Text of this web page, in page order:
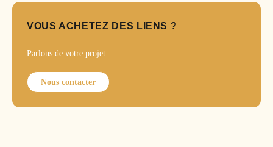
VOUS ACHETEZ DES LIENS ?
Parlons de votre projet
Nous contacter